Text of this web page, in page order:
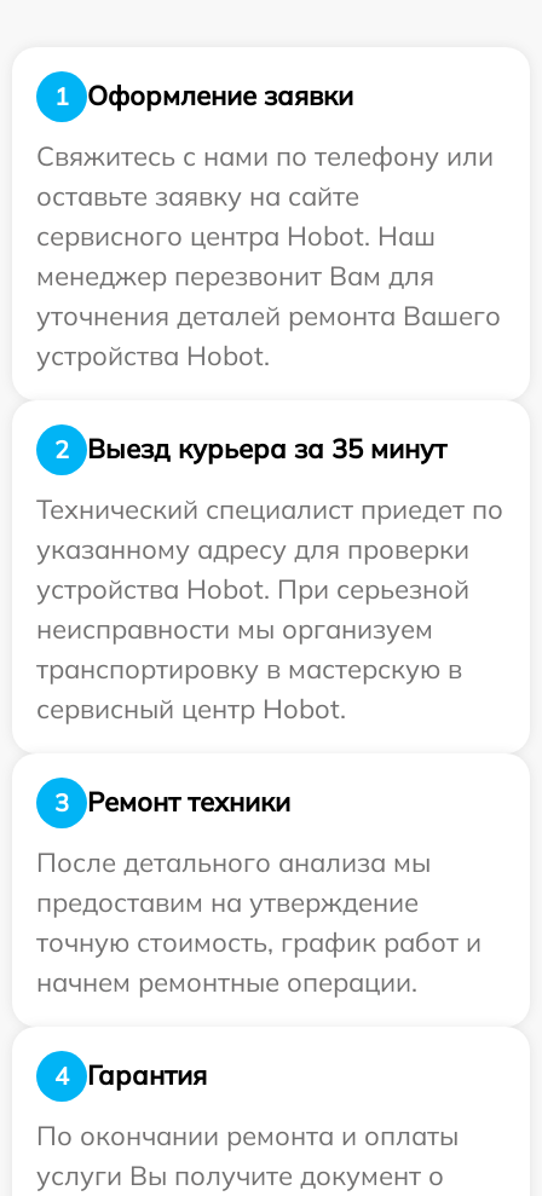
1
Оформление заявки
Свяжитесь с нами по телефону или
оставьте заявку на сайте
сервисного центра Hobot. Наш
менеджер перезвонит Вам для
уточнения деталей ремонта Вашего
устройства Hobot.
2
Выезд курьера за 35 минут
Технический специалист приедет по
указанному адресу для проверки
устройства Hobot. При серьезной
неисправности мы организуем
транспортировку в мастерскую в
сервисный центр Hobot.
3
Ремонт техники
После детального анализа мы
предоставим на утверждение
точную стоимость, график работ и
начнем ремонтные операции.
4
Гарантия
По окончании ремонта и оплаты
услуги Вы получите документ о